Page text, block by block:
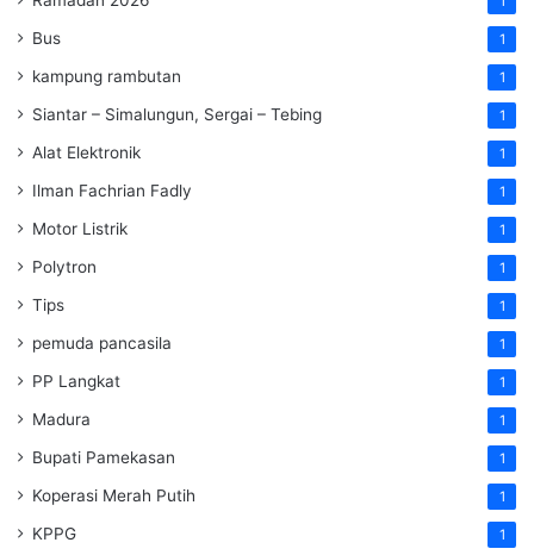
Bus 1
kampung rambutan 1
Siantar – Simalungun, Sergai – Tebing 1
Alat Elektronik 1
Ilman Fachrian Fadly 1
Motor Listrik 1
Polytron 1
Tips 1
pemuda pancasila 1
PP Langkat 1
Madura 1
Bupati Pamekasan 1
Koperasi Merah Putih 1
KPPG 1